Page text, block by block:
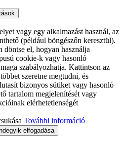
vagy egy alkalmazást használ, az
(például böngészőn keresztül).
el, hogyan használja
cookie-k vagy hasonló
szabályozhatja. Kattintson az
szeretne megtudni, és
bizonyos sütiket vagy hasonló
tartalom megjelenítését vagy
elérhetetlenségét
További információ
elfogadása